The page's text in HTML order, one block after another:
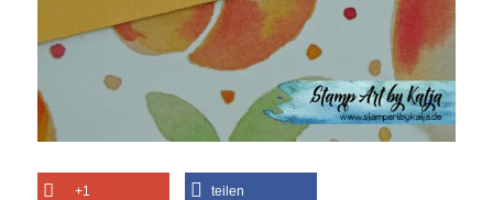
+1 teilen